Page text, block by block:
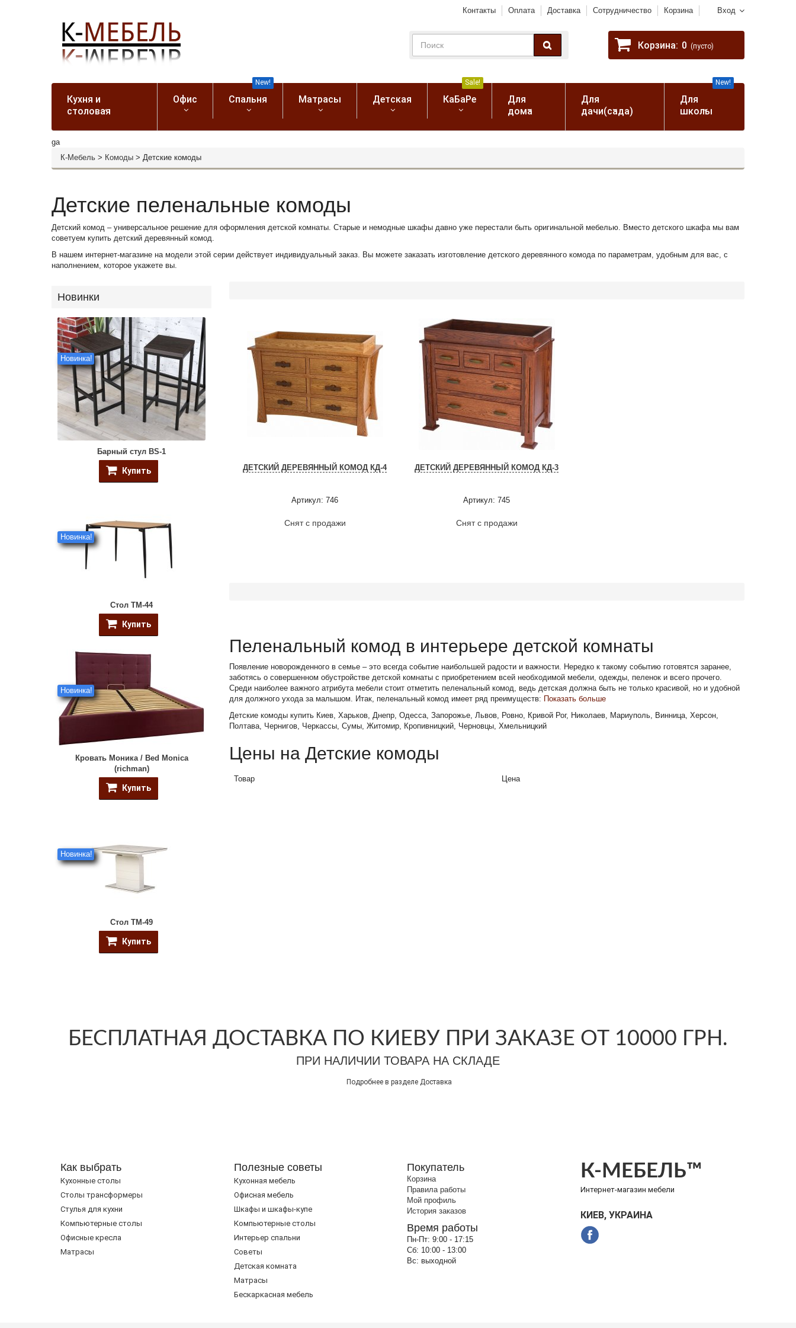
Вход
Контакты Оплата Доставка Сотрудничество Корзина
Корзина: 0 (пусто)
Кухня и
столовая
Офис Спальня
New!
Матрасы Детская КаБаРе
Sale!
Для
дома
Для
дачи(сада)
Для
школы
New!
ga
К-Мебель > Комоды > Детские комоды
Детские пеленальные комоды
Детский комод – универсальное решение для оформления детской комнаты. Старые и немодные шкафы давно уже перестали быть оригинальной мебелью. Вместо детского шкафа мы вам
советуем купить детский деревянный комод.
В нашем интернет-магазине на модели этой серии действует индивидуальный заказ. Вы можете заказать изготовление детского деревянного комода по параметрам, удобным для вас, с
наполнением, которое укажете вы.
Новинки
Новинка!
Барный стул BS-1
Купить
Новинка!
Стол ТМ-44
Купить
Новинка!
Кровать Моника / Bed Monica
(richman)
Купить
Новинка!
Стол ТМ-49
Купить
ДЕТСКИЙ ДЕРЕВЯННЫЙ КОМОД КД-4
Артикул: 746
Снят с продажи
ДЕТСКИЙ ДЕРЕВЯННЫЙ КОМОД КД-3
Артикул: 745
Снят с продажи
Пеленальный комод в интерьере детской комнаты
Появление новорожденного в семье – это всегда событие наибольшей радости и важности. Нередко к такому событию готовятся заранее,
заботясь о совершенном обустройстве детской комнаты с приобретением всей необходимой мебели, одежды, пеленок и всего прочего.
Среди наиболее важного атрибута мебели стоит отметить пеленальный комод, ведь детская должна быть не только красивой, но и удобной
для должного ухода за малышом. Итак, пеленальный комод имеет ряд преимуществ: Показать больше
Детские комоды купить Киев, Харьков, Днепр, Одесса, Запорожье, Львов, Ровно, Кривой Рог, Николаев, Мариуполь, Винница, Херсон,
Полтава, Чернигов, Черкассы, Сумы, Житомир, Кропивницкий, Черновцы, Хмельницкий
Цены на Детские комоды
Товар Цена
БЕСПЛАТНАЯ ДОСТАВКА ПО КИЕВУ ПРИ ЗАКАЗЕ ОТ 10000 ГРН.
ПРИ НАЛИЧИИ ТОВАРА НА СКЛАДЕ
Подробнее в разделе Доставка
Как выбрать
Кухонные столы
Cтолы трансформеры
Стулья для кухни
Компьютерные столы
Офисные кресла
Матрасы
Полезные советы
Кухонная мебель
Офисная мебель
Шкафы и шкафы-купе
Компьютерные столы
Интерьер спальни
Советы
Детская комната
Матрасы
Бескаркасная мебель
Покупатель
Корзина
Правила работы
Мой профиль
История заказов
Время работы
Пн-Пт: 9:00 - 17:15
Сб: 10:00 - 13:00
Вс: выходной
К-МЕБЕЛЬ™
Интернет-магазин мебели
КИЕВ, УКРАИНА